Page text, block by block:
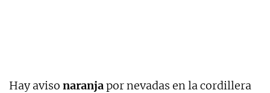
Hay aviso naranjapor nevadas en la cordillera